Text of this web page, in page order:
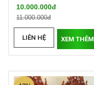
10.000.000đ
11.000.000đ
LIÊN HỆ XEM THÊM